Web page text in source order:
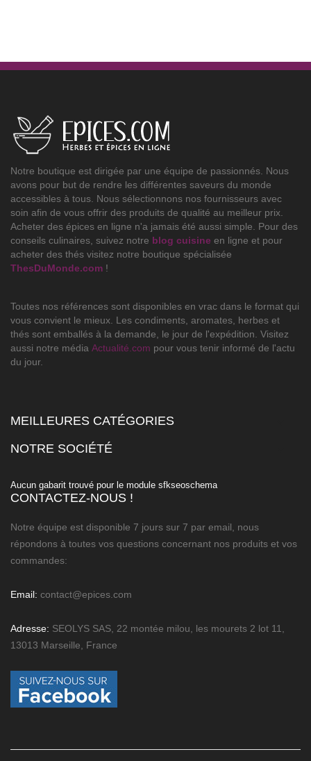
Notre boutique est dirigée par une équipe de passionnés. Nous
avons pour but de rendre les différentes saveurs du monde
accessibles à tous. Nous sélectionnons nos fournisseurs avec
soin afin de vous offrir des produits de qualité au meilleur prix.
Acheter des épices en ligne n'a jamais été aussi simple. Pour des
conseils culinaires, suivez notre blog cuisine en ligne et pour
acheter des thés visitez notre boutique spécialisée
ThesDuMonde.com !
Toutes nos références sont disponibles en vrac dans le format qui
vous convient le mieux. Les condiments, aromates, herbes et
thés sont emballés à la demande, le jour de l'expédition. Visitez
aussi notre média Actualité.com pour vous tenir informé de l'actu
du jour.
MEILLEURES CATÉGORIES
NOTRE SOCIÉTÉ
Aucun gabarit trouvé pour le module sfkseoschema
CONTACTEZ-NOUS !
Notre équipe est disponible 7 jours sur 7 par email, nous
répondons à toutes vos questions concernant nos produits et vos
commandes:
Email: contact@epices.com
Adresse: SEOLYS SAS, 22 montée milou, les mourets 2 lot 11,
13013 Marseille, France